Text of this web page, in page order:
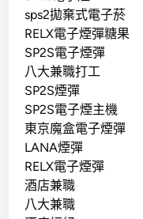
sps2拋棄式電子菸
RELX電子煙彈糖果
SP2S電子煙彈
八大兼職打工
SP2S煙彈
SP2S電子煙主機
東京魔盒電子煙彈
LANA煙彈
RELX電子煙彈
酒店兼職
八大兼職